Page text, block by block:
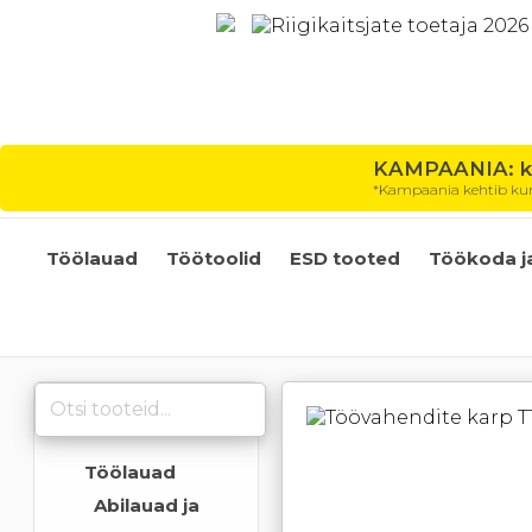
KAMPAANIA:
*Kampaania kehtib
Töölauad Töötoolid ESD tooted Töökoda
Töölauad
Abilauad ja